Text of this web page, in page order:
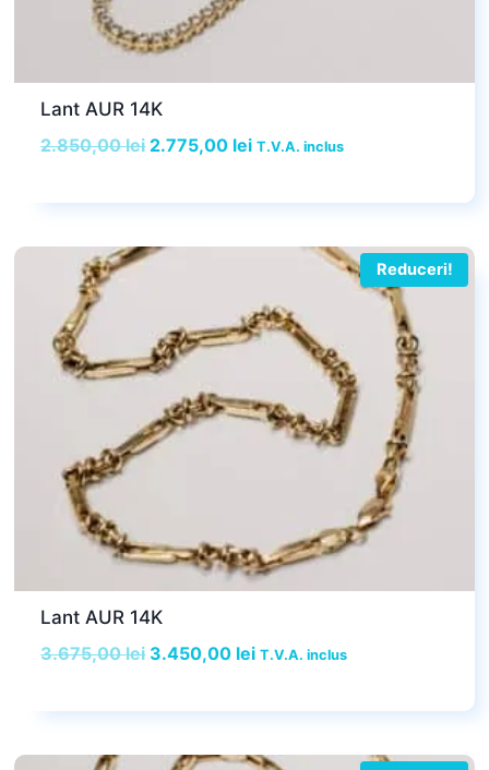
Lant AUR 14K
2.850,00lei Prețul
a
2.850,00 lei.
2.775,00 leiPrețul
este:
T.V.A. inclus
Reduceri!
Lant AUR 14K
3.675,00lei Prețul
a
3.675,00 lei.
3.450,00 leiPrețul
este:
T.V.A. inclus